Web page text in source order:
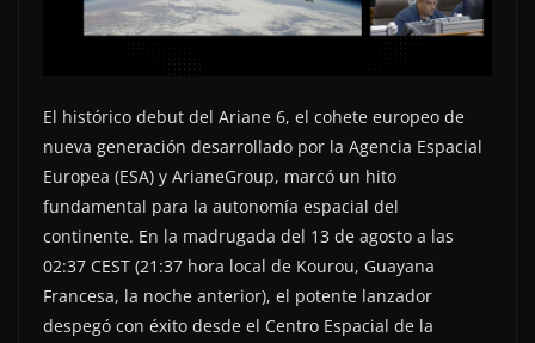
El histórico debut del Ariane 6, el cohete europeo de
nueva generación desarrollado por la Agencia Espacial
Europea (ESA) y ArianeGroup, marcó un hito
fundamental para la autonomía espacial del
continente. En la madrugada del 13 de agosto a las
02:37 CEST (21:37 hora local de Kourou, Guayana
Francesa, la noche anterior), el potente lanzador
despegó con éxito desde el Centro Espacial de la